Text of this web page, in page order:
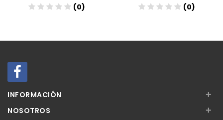
(0) (0)
INFORMACIÓN +
NOSOTROS +